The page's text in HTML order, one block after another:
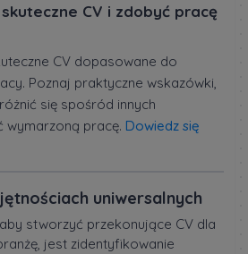
CV i zdobyć pracę
CV dopasowane do
Poznaj praktyczne wskazówki,
się spośród innych
wymarzoną pracę. Dowiedz się
uniwersalnych
stworzyć przekonujące CV dla
jest zidentyfikowanie